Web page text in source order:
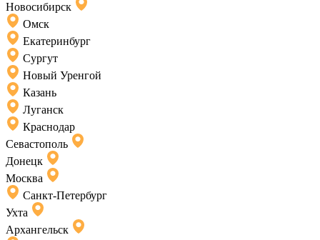
Новосибирск
Омск
Екатеринбург
Сургут
Новый Уренгой
Казань
Луганск
Краснодар
Севастополь
Донецк
Москва
Санкт-Петербург
Ухта
Архангельск